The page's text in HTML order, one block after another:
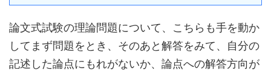
論文式試験の理論問題について、こちらも手を動か
してまず問題をとき、そのあと解答をみて、自分の
記述した論点にもれがないか、論点への解答方向が